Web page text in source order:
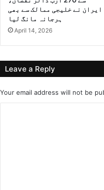
ایران نے خلیجی ممالک سے بھی
ہرجانہ مانگ لیا
April 14, 2026
Leave a Reply
Your email address will not be